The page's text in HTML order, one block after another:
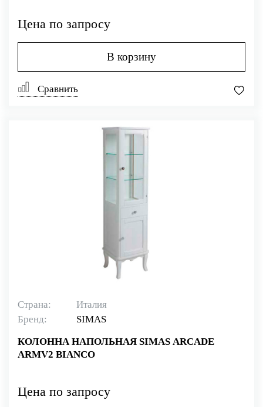
Цена по запросу
В корзину
Сравнить
Страна:
Италия
Бренд:
SIMAS
КОЛОННА НАПОЛЬНАЯ SIMAS ARCADE
ARMV2 BIANCO
Цена по запросу